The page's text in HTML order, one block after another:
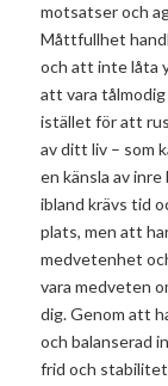
motsatser och
Måttfullhet
och att inte låta
att vara
istället för att
av ditt liv – som
en känsla av
ibland krävs tid
plats, men att
medvetenhet
vara medveten
dig. Genom att
och balanserad
frid och